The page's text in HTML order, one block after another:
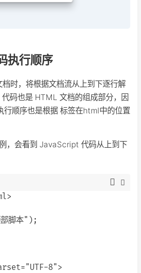
执行顺序
时，将根据文档流从上到下逐行解
码也是 HTML 文档的组成部分，因
顺序也是根据 标签在html中的位置
，会看到 JavaScript 代码从上到下
脚本");
8">